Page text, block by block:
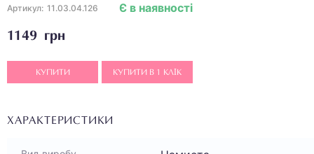
Артикул: 11.03.04.126
1149 грн
Є в наявності
КУПИТИ КУПИТИ В 1 КЛІК
ХАРАКТЕРИСТИКИ